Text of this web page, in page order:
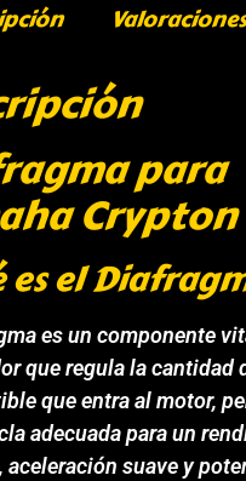
para
Crypton
es el
es un componente
que regula la cantidad
que entra al motor,
adecuada para un
aceleración suave y